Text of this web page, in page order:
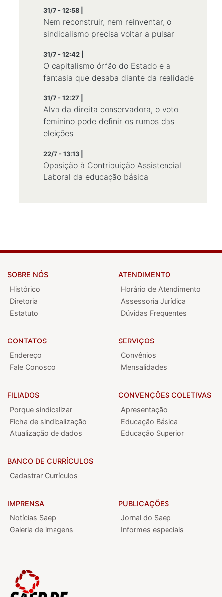
31/7 - 12:58 |
Nem reconstruir, nem reinventar, o
sindicalismo precisa voltar a pulsar
31/7 - 12:42 |
O capitalismo órfão do Estado e a
fantasia que desaba diante da realidade
31/7 - 12:27 |
Alvo da direita conservadora, o voto
feminino pode definir os rumos das
eleições
22/7 - 13:13 |
Oposição à Contribuição Assistencial
Laboral da educação básica
SOBRE NÓS
Histórico
Diretoria
Estatuto
CONTATOS
Endereço
Fale Conosco
ATENDIMENTO
Horário de Atendimento
Assessoria Jurídica
Dúvidas Frequentes
SERVIÇOS
Convênios
Mensalidades
FILIADOS
Porque sindicalizar
Ficha de sindicalização
Atualização de dados
BANCO DE CURRÍCULOS
Cadastrar Currículos
CONVENÇÕES COLETIVAS
Apresentação
Educação Básica
Educação Superior
IMPRENSA
Notícias Saep
Galeria de imagens
PUBLICAÇÕES
Jornal do Saep
Informes especiais